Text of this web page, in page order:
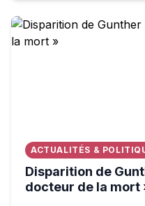
Disparition de Gunther
ACTUALITÉS &
Disparition de
docteur de la mort